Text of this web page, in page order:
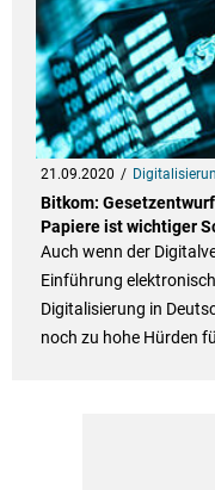
21.09.2020
Bitkom:
Papiere ist wichtiger
Auch wenn der
Einführung
Digitalisierung in
noch zu hohe Hürden